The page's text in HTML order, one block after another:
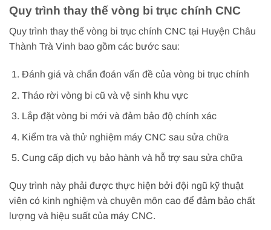
Quy trình thay thế vòng bi trục chính CNC
Quy trình thay thế vòng bi trục chính CNC tại Huyện Châu
Thành Trà Vinh bao gồm các bước sau:
Đánh giá và chẩn đoán vấn đề của vòng bi trục chính
Tháo rời vòng bi cũ và vệ sinh khu vực
Lắp đặt vòng bi mới và đảm bảo độ chính xác
Kiểm tra và thử nghiệm máy CNC sau sửa chữa
Cung cấp dịch vụ bảo hành và hỗ trợ sau sửa chữa
Quy trình này phải được thực hiện bởi đội ngũ kỹ thuật
viên có kinh nghiệm và chuyên môn cao để đảm bảo chất
lượng và hiệu suất của máy CNC.